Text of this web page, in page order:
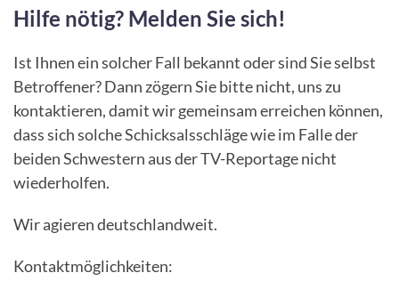
Hilfe nötig? Melden Sie sich!
Ist Ihnen ein solcher Fall bekannt oder sind Sie selbst
Betroffener? Dann zögern Sie bitte nicht, uns zu
kontaktieren, damit wir gemeinsam erreichen können,
dass sich solche Schicksalsschläge wie im Falle der
beiden Schwestern aus der TV-Reportage nicht
wiederholfen.
Wir agieren deutschlandweit.
Kontaktmöglichkeiten: